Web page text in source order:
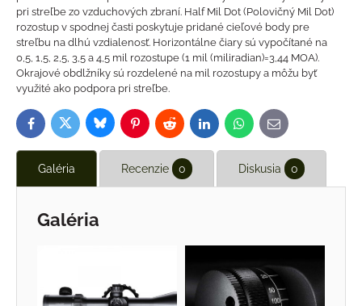
pri streľbe zo vzduchových zbraní. Half Mil Dot (Polovičný Mil Dot)
rozostup v spodnej časti poskytuje pridané cieľové body pre
streľbu na dlhú vzdialenosť. Horizontálne čiary sú vypočítané na
0,5, 1,5, 2,5, 3,5 a 4,5 mil rozostupe (1 mil (miliradian)=3,44 MOA).
Okrajové obdlžníky sú rozdelené na mil rozostupy a môžu byť
využité ako podpora pri streľbe.
FacebookTwitterBlueskyPinterestReddit LinkedInWhatsApp
E-
mail
Galéria Recenzie 0 Diskusia 0
Galéria